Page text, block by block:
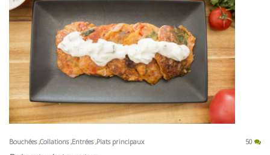
Bouchées Collations Entrées Plats principaux 50